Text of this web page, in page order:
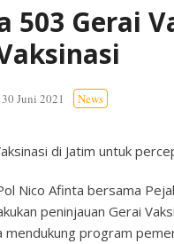
503 Gerai
30 Juni 2021 News
di Jatim untuk
Nico Afinta bersama
peninjauan Gerai
program